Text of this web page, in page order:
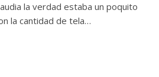
la verdad estaba un poquito
la cantidad de tela…